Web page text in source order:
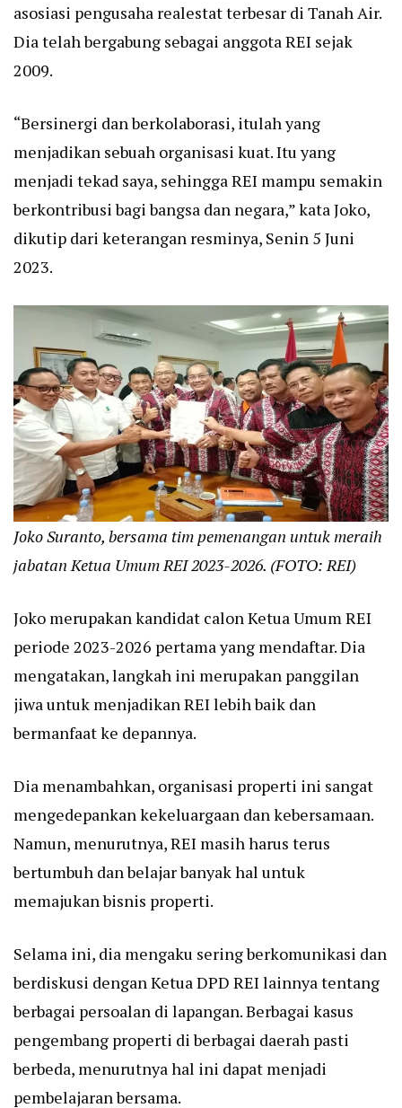
asosiasi pengusaha realestat terbesar di Tanah Air.
Dia telah bergabung sebagai anggota REI sejak
2009.
“Bersinergi dan berkolaborasi, itulah yang
menjadikan sebuah organisasi kuat. Itu yang
menjadi tekad saya, sehingga REI mampu semakin
berkontribusi bagi bangsa dan negara,” kata Joko,
dikutip dari keterangan resminya, Senin 5 Juni
2023.
Joko Suranto, bersama tim pemenangan untuk meraih
jabatan Ketua Umum REI 2023-2026. (FOTO: REI)
Joko merupakan kandidat calon Ketua Umum REI
periode 2023-2026 pertama yang mendaftar. Dia
mengatakan, langkah ini merupakan panggilan
jiwa untuk menjadikan REI lebih baik dan
bermanfaat ke depannya.
Dia menambahkan, organisasi properti ini sangat
mengedepankan kekeluargaan dan kebersamaan.
Namun, menurutnya, REI masih harus terus
bertumbuh dan belajar banyak hal untuk
memajukan bisnis properti.
Selama ini, dia mengaku sering berkomunikasi dan
berdiskusi dengan Ketua DPD REI lainnya tentang
berbagai persoalan di lapangan. Berbagai kasus
pengembang properti di berbagai daerah pasti
berbeda, menurutnya hal ini dapat menjadi
pembelajaran bersama.